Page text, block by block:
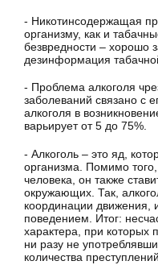
- Никотинсодержащая
организму, как и
безвредности – хорошо
дезинформация
- Проблема алкоголя
заболеваний связано с
алкоголя в
варьирует от 5 до 75%.
- Алкоголь – это яд,
организма. Помимо того,
человека, он также
окружающих. Так,
координации движения,
поведением. Итог:
характера, при которых
ни разу не
количества